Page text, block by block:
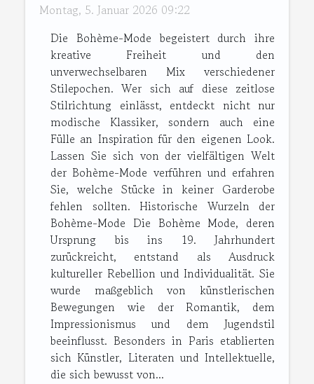
Montag, 5. Januar 2026 09:22
Die Bohème-Mode begeistert durch ihre
kreative Freiheit und den
unverwechselbaren Mix verschiedener
Stilepochen. Wer sich auf diese zeitlose
Stilrichtung einlässt, entdeckt nicht nur
modische Klassiker, sondern auch eine
Fülle an Inspiration für den eigenen Look.
Lassen Sie sich von der vielfältigen Welt
der Bohème-Mode verführen und erfahren
Sie, welche Stücke in keiner Garderobe
fehlen sollten. Historische Wurzeln der
Bohème-Mode Die Bohème Mode, deren
Ursprung bis ins 19. Jahrhundert
zurückreicht, entstand als Ausdruck
kultureller Rebellion und Individualität. Sie
wurde maßgeblich von künstlerischen
Bewegungen wie der Romantik, dem
Impressionismus und dem Jugendstil
beeinflusst. Besonders in Paris etablierten
sich Künstler, Literaten und Intellektuelle,
die sich bewusst von...